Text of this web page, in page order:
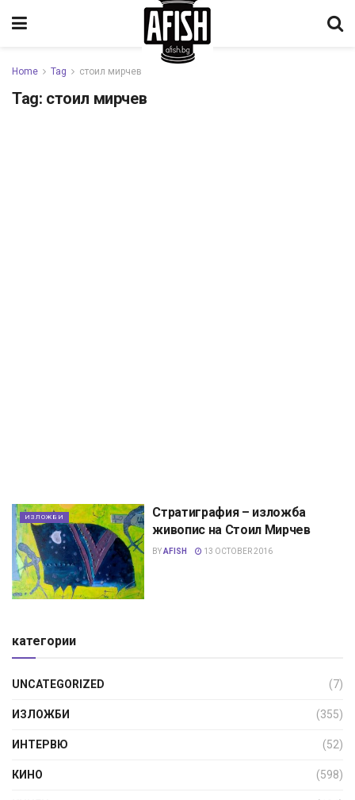
Home Tag стоил мирчев
Tag: стоил мирчев
ИЗЛОЖБИ
Стратиграфия – изложба
живопис на Стоил Мирчев
BYAFISH 13 OCTOBER 2016
категории
UNCATEGORIZED (7)
ИЗЛОЖБИ (355)
ИНТЕРВЮ (52)
КИНО (598)